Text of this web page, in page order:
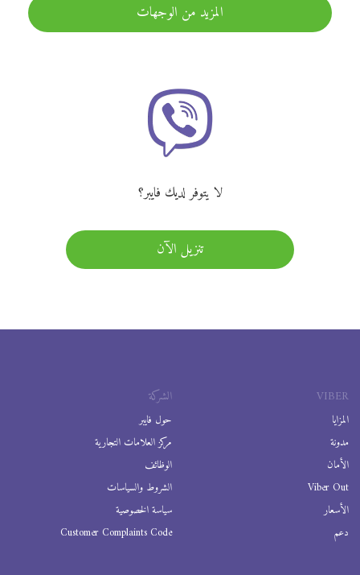
المزيد من الوجهات
لا يتوفر لديك فايبر؟
تنزيل الآن
VIBER
المزايا
مدونة
الأمان
Viber Out
الأسعار
دعم
الشركة
حول فايبر
مركز العلامات التجارية
الوظائف
الشروط والسياسات
سياسة الخصوصية
Customer Complaints Code